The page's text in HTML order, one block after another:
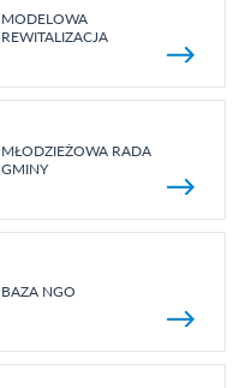
MODELOWA
REWITALIZACJA
MŁODZIEŻOWA RADA
GMINY
BAZA NGO